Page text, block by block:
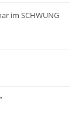
im SCHWUNG